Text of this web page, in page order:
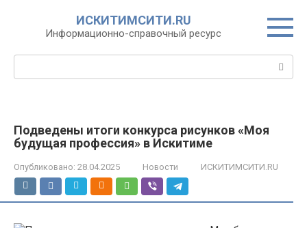
ИСКИТИМСИТИ.RU
Информационно-справочный ресурс
Подведены итоги конкурса рисунков «Моя
будущая профессия» в Искитиме
Опубликовано: 28.04.2025 Новости ИСКИТИМСИТИ.RU